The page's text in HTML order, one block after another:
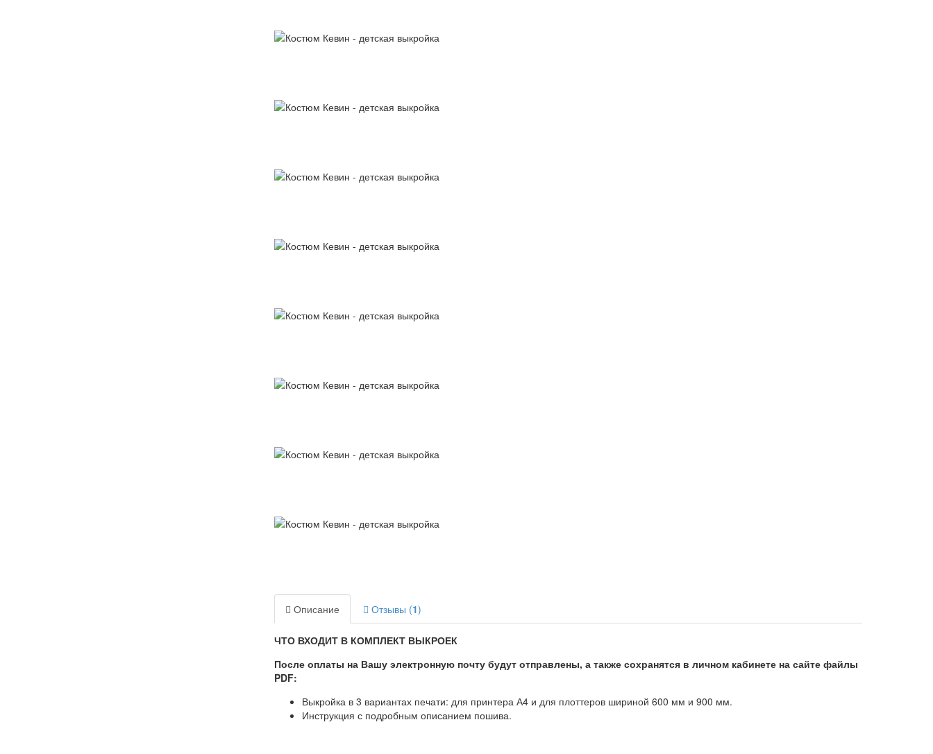
Описание Отзывы (1)
ЧТО ВХОДИТ В КОМПЛЕКТ ВЫКРОЕК
После оплаты на Вашу электронную почту будут отправлены, а также сохранятся в личном кабинете на сайте файлы
PDF:
Выкройка в 3 вариантах печати: для принтера А4 и для плоттеров шириной 600 мм и 900 мм.
Инструкция с подробным описанием пошива.